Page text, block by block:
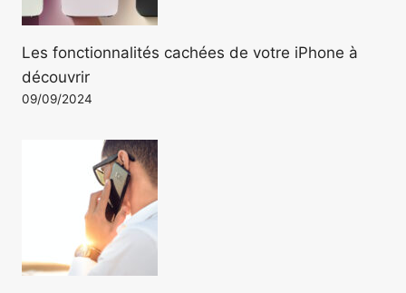
Les fonctionnalités cachées de votre iPhone à
découvrir
09/09/2024